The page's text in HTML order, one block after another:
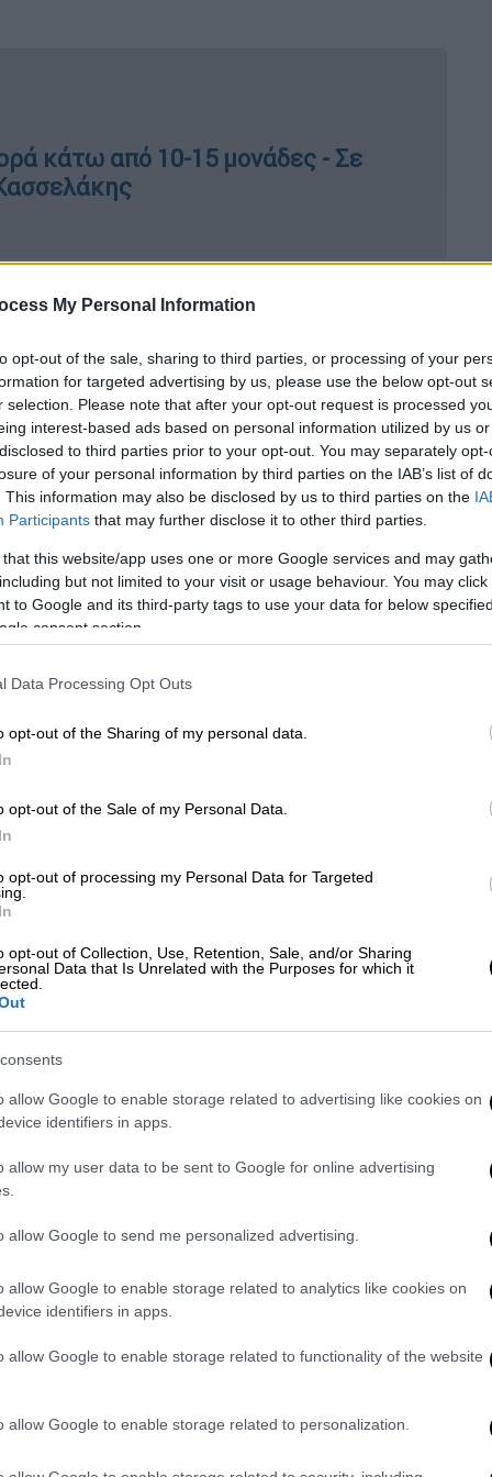
My Personal Information
opt-out of the sale, sharing to third parties, or processing of your
for targeted advertising by us, please use the below opt-out
selection. Please note that after your opt-out request is processed
interest-based ads based on personal information utilized by us
to third parties prior to your opt-out. You may separately
of your personal information by third parties on the IAB’s list of
This information may also be disclosed by us to third parties on the
Participants that may further disclose it to other third parties.
that this website/app uses one or more Google services and may
but not limited to your visit or usage behaviour. You may
to Google and its third-party tags to use your data for below
consent section.
Data Processing Opt Outs
opt-out of the Sharing of my personal data.
opt-out of the Sale of my Personal Data.
opt-out of processing my Personal Data for Targeted
opt-out of Collection, Use, Retention, Sale, and/or Sharing
Data that Is Unrelated with the Purposes for which it
allow Google to enable storage related to advertising like cookies on
identifiers in apps.
allow my user data to be sent to Google for online advertising
allow Google to send me personalized advertising.
allow Google to enable storage related to analytics like cookies on
identifiers in apps.
allow Google to enable storage related to functionality of the website
allow Google to enable storage related to personalization.
κάτω από 10-15 μονάδες - Σε
τραγωδία των Τεμπών και τον τρόπου
Κυριάκου Μητσοτάκη, αναφέρεται στο
δεδομένων πολιτών ενώ
διαχείριση του ζητήματος της ακρίβειας.
γιατί λίγους μήνες μετά τη
εκλογέςη αντιπολίτευση τολμά να ζητάει
του 41%
τούς εμποδίζει να αντιληφθούν
μεσολαβήσει καθοριστικά γεγονότα που
οποίων οι ψηφοφόροι εμπιστεύτηκαν
της χώρας.
οι πολίτες τον
την ψήφο τους.
αρχάς οι ψηφοφόροι δεν γνώριζαν ότι
κάποιοι αλλοίωσαν το περιεχόμενο του
το επιχείρημα του ανθρώπινου
ότι το παραποιημένο ηχητικό
μέσο ενημέρωσης και από εκεί
αξιοποίησε πολιτικά τον
σε λίγες ώρες ετυμηγορία ότι το
λάθος». Σήμερα γνωρίζουμε ότι
από τονΟΣΕγια να διερευνήσει την
εντολή, στοιχείο που διερευνά η
μετέφερε παρανόμως εύφλεκτα
δεν αμφισβητείται. Τον Ιούνιο γνώριζαν
συνέντευξη του στον Σταύρο Θεοδωράκη
Μαρτίου 2023: «Γνωρίζουμε με
Δεν υπήρχε τίποτα εύφλεκτο. Δεν
Μπορεί σήμερα, ένα χρόνο
ότιη κυβέρνηση θα αρνηθεί τη σύσταση
τόσο ξεδιάντροπα το δρόμο της
ούτε οι συγγενείς των θυμάτων,
των πολιτών που υπογράφουν το ψήφισμα